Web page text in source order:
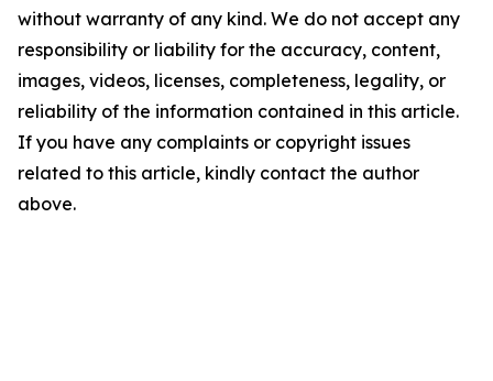
without warranty of any kind. We do not accept any
responsibility or liability for the accuracy, content,
images, videos, licenses, completeness, legality, or
reliability of the information contained in this article.
If you have any complaints or copyright issues
related to this article, kindly contact the author
above.